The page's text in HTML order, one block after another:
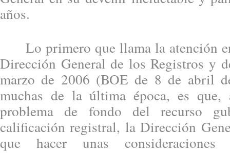
años.
Lo primero que llama la atención
Dirección General de los Registros y
marzo de 2006 (BOE de 8 de abril
muchas de la última época, es que,
problema de fondo del recurso
calificación registral, la Dirección
que hacer unas